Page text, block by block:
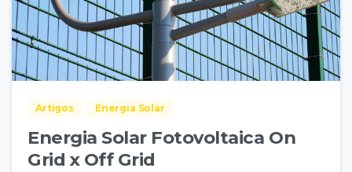
Artigos Energia Solar
Energia Solar Fotovoltaica On
Grid x Off Grid